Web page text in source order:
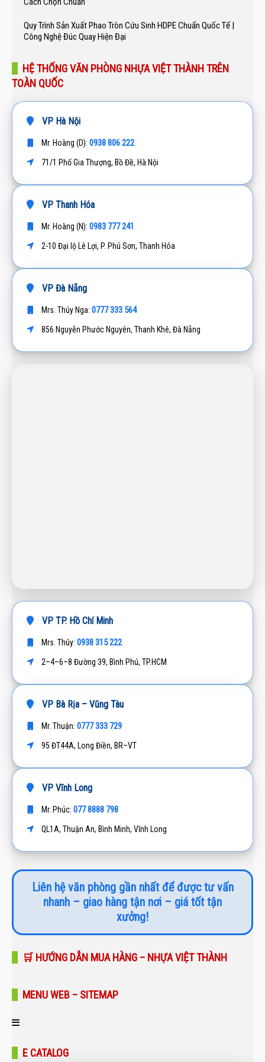
Quy Trình Sản Xuất Phao Tròn Cứu Sinh HDPE Chuẩn Quốc Tế |
Công Nghệ Đúc Quay Hiện Đại
HỆ THỐNG VĂN PHÒNG NHỰA VIỆT THÀNH TRÊN
TOÀN QUỐC
VP Hà Nội
Mr. Hoàng (D): 0938 806 222
71/1 Phố Gia Thượng, Bồ Đề, Hà Nội
VP Thanh Hóa
Mr. Hoàng (N): 0983 777 241
2-10 Đại lộ Lê Lợi, P. Phú Sơn, Thanh Hóa
VP Đà Nẵng
Mrs. Thúy Nga: 0777 333 564
856 Nguyễn Phước Nguyên, Thanh Khê, Đà Nẵng
VP TP. Hồ Chí Minh
Mrs. Thúy: 0938 315 222
2–4–6–8 Đường 39, Bình Phú, TP.HCM
VP Bà Rịa – Vũng Tàu
Mr. Thuận: 0777 333 729
95 ĐT44A, Long Điền, BR–VT
VP Vĩnh Long
Mr. Phúc: 077 8888 798
QL1A, Thuận An, Bình Minh, Vĩnh Long
Liên hệ văn phòng gần nhất để được tư vấn
nhanh – giao hàng tận nơi – giá tốt tận
xưởng!
🛒 HƯỚNG DẪN MUA HÀNG – NHỰA VIỆT THÀNH
MENU WEB – SITEMAP
Trang chủ
E CATALOG